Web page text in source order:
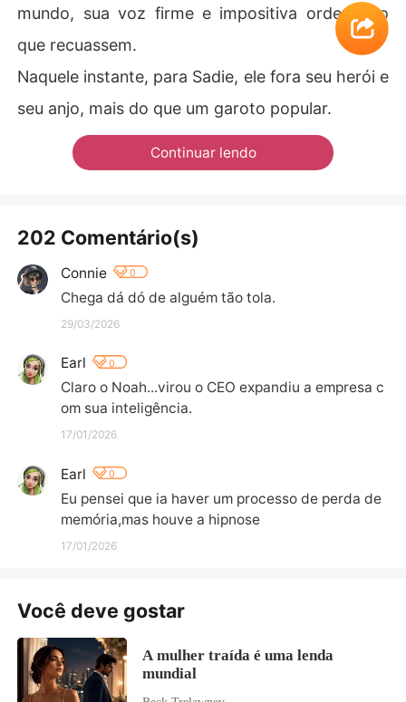
mundo, sua voz firme e impositiva ordenando
que recuassem.
Naquele instante, para Sadie, ele fora seu herói e
seu anjo, mais do que um garoto popular.
Continuar lendo
202 Comentário(s)
Connie 0
Chega dá dó de alguém tão tola.
29/03/2026
Earl 0
Claro o Noah...virou o CEO expandiu a empresa c
om sua inteligência.
17/01/2026
Earl 0
Eu pensei que ia haver um processo de perda de
memória,mas houve a hipnose
17/01/2026
Você deve gostar
A mulher traída é uma lenda
mundial